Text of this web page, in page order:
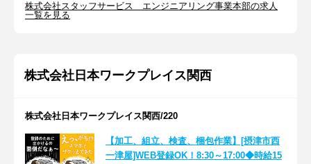
株式会社スタッフサービス エンジニアリング事業本部の求人
一覧を見る
株式会社日本ワークプレイス関西
株式会社日本ワークプレイス関西/220
【加工、組立、検査、梱包作業】[摂津市西
一津屋]WEB登録OK！8:30～17:00◆時給15